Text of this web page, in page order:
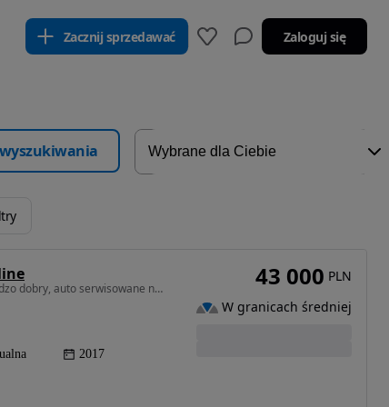
Zacznij sprzedawać Zaloguj się
1968 cm3 • 150 KM • 166 KM ! wypinany HAK, stan bardzo dobry, auto serwisowane na bieżąco,
2017
43 000 PLN
W granicach średniej